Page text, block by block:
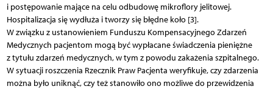
i postępowanie mające na celu odbudowę mikroflory jelitowej.
Hospitalizacja się wydłuża i tworzy się błędne koło [3].
W związku z ustanowieniem Funduszu Kompensacyjnego Zdarzeń
Medycznych pacjentom mogą być wypłacane świadczenia pieniężne
z tytułu zdarzeń medycznych, w tym z powodu zakażenia szpitalnego.
W sytuacji roszczenia Rzecznik Praw Pacjenta weryfikuje, czy zdarzenia
można było uniknąć, czy też stanowiło ono możliwe do przewidzenia